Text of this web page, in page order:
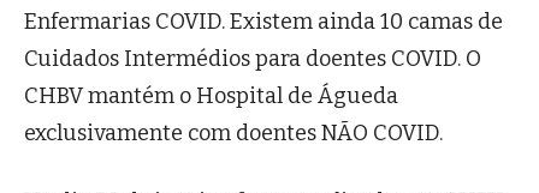
Enfermarias COVID. Existem ainda 10 camas de
Cuidados Intermédios para doentes COVID. O
CHBV mantém o Hospital de Águeda
exclusivamente com doentes NÃO COVID.